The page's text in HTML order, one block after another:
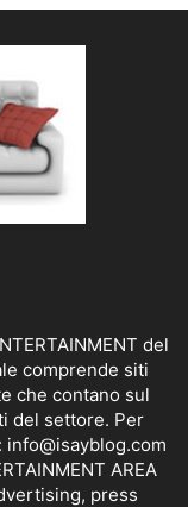
del
comprende siti
che contano sul
del settore. Per
info@isayblog.com
AREA
press